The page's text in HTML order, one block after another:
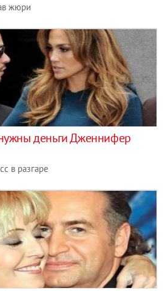
жюри
деньги Дженнифер
в разгаре